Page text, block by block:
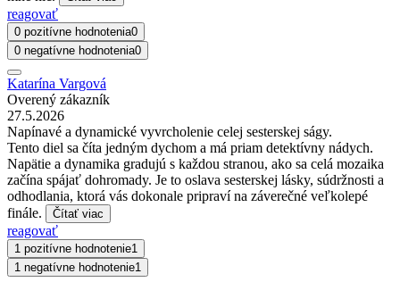
reagovať
0 pozitívne hodnotenia0
0 negatívne hodnotenia0
Katarína Vargová
Overený zákazník
27.5.2026
Napínavé a dynamické vyvrcholenie celej sesterskej ságy.
Tento diel sa číta jedným dychom a má priam detektívny nádych.
Napätie a dynamika gradujú s každou stranou, ako sa celá mozaika
začína spájať dohromady. Je to oslava sesterskej lásky, súdržnosti a
odhodlania, ktorá vás dokonale pripraví na záverečné veľkolepé
finále.
Čítať viac
reagovať
1 pozitívne hodnotenie1
1 negatívne hodnotenie1